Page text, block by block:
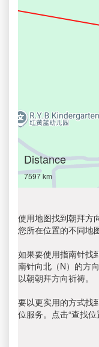
Distance
7597 km
使用地图找到朝拜方
您所在位置的不同地
如果要使用指南针找
南针向北（N）的方
以朝朝拜方向祈祷。
要以更实用的方式找
位服务。点击“查找位